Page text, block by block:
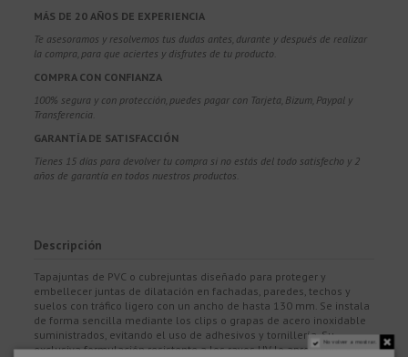
MÁS DE 20 AÑOS DE EXPERIENCIA
Te asesoramos y resolvemos tus dudas antes, durante y después de realizar
la compra, para que aciertes y disfrutes de tu producto.
COMPRA CON CONFIANZA
100% segura y con protección, puedes pagar con Tarjeta, Bizum, Paypal y
Transferencia.
GARANTÍA DE SATISFACCIÓN
Tienes 15 días para devolver tu compra si no estás del todo satisfecho y 2
años de garantía en todos nuestros productos.
Descripción
Tapajuntas de PVC o cubrejuntas diseñado para proteger y
embellecer juntas de dilatación en fachadas, paredes, techos y
suelos con tráfico ligero con un ancho de hasta 130 mm. Se instala
de forma sencilla mediante los clips o grapas de acero inoxidable
suministrados, evitando el uso de adhesivos y tornillería. Su
exclusiva formulación resistente a los rayos UV lo apropiado tanto
No volver a mostrar.